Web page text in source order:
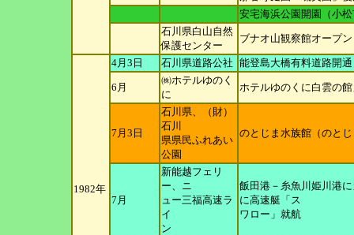
安宅海浜公園開園（小
石川県白山自然
保護センター
ブナオ山観察館オープン
1982年
4月3日 石川県道路公社 能登島大橋有料道路開
6月
㈱ホテルゆのく
に
ホテルゆのくに白雲の
7月3日
石川県、（財）
石川
県県民ふれあい
公園
のとじま水族館（のと
7月
新能越フェリ
ー、ニ
ュー三福高速ラ
イ
ン
飯田港－糸魚川姫川港
に高速艇「ス
ワロー」就航